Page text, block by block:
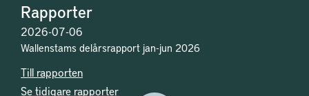
Rapporter
2026-07-06
Wallenstams delårsrapport jan-jun 2026
Till rapporten
Se tidigare rapporter